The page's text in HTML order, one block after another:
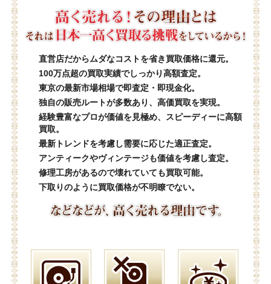
直営店だからムダなコストを省き買取価格に還元。
100万点超の買取実績でしっかり高額査定。
東京の最新市場相場で即査定・即現金化。
独自の販売ルートが多数あり、高価買取を実現。
経験豊富なプロが価値を見極め、スピーディーに高額
買取。
最新トレンドを考慮し需要に応じた適正査定。
アンティークやヴィンテージも価値を考慮し査定。
修理工房があるので壊れていても買取可能。
下取りのように買取価格が不明瞭でない。